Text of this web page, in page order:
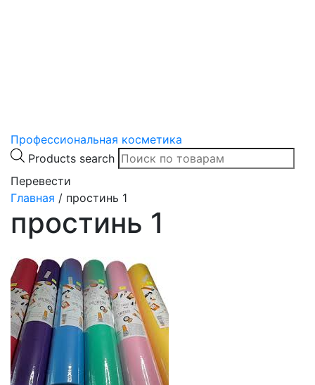
Профессиональная косметика
Products search
Перевести
Главная / простинь 1
простинь 1